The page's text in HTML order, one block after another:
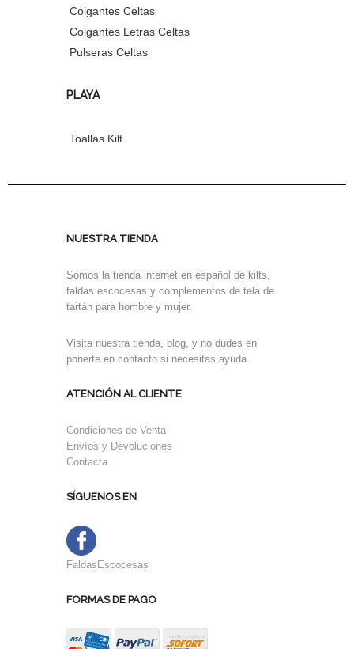
Colgantes Celtas
Colgantes Letras Celtas
Pulseras Celtas
PLAYA
Toallas Kilt
NUESTRA TIENDA
Somos la tienda internet en español de kilts,
faldas escocesas y complementos de tela de
tartán para hombre y mujer.
Visita nuestra tienda, blog, y no dudes en
ponerte en contacto si necesitas ayuda.
ATENCIÓN AL CLIENTE
Condiciones de Venta
Envíos y Devoluciones
Contacta
SÍGUENOS EN
FaldasEscocesas
FORMAS DE PAGO